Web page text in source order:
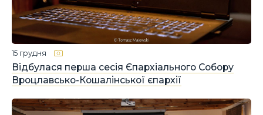
Відбулася перша сесія Єпархіального Собору
Вроцлавсько-Кошалінської єпархії
15 грудня